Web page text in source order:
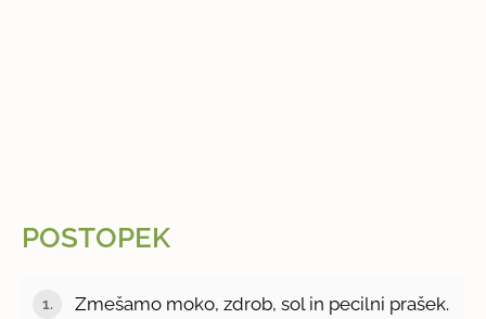
POSTOPEK
Zmešamo moko, zdrob, sol in pecilni prašek.